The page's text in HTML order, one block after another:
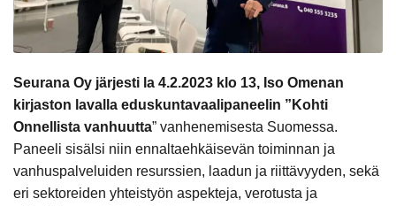
Seurana Oy järjesti la 4.2.2023 klo 13, Iso Omenan
kirjaston lavalla eduskuntavaalipaneelin ”Kohti
Onnellista vanhuutta” vanhenemisesta Suomessa.
Paneeli sisälsi niin ennaltaehkäisevän toiminnan ja
vanhuspalveluiden resurssien, laadun ja riittävyyden, sekä
eri sektoreiden yhteistyön aspekteja, verotusta ja